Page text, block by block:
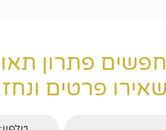
פתרון
פרטים